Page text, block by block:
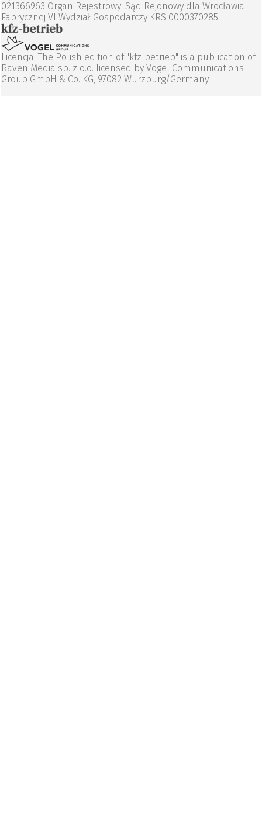
021366963 Organ Rejestrowy: Sąd Rejonowy dla Wrocławia
Fabrycznej VI Wydział Gospodarczy KRS 0000370285
Licencja: The Polish edition of "kfz-betrieb" is a publication of
Raven Media sp. z o.o. licensed by Vogel Communications
Group GmbH & Co. KG, 97082 Wurzburg/Germany.